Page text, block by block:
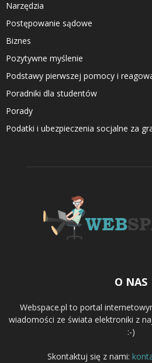
Narzędzia
Postępowanie sądowe
Biznes
Pozytywne myślenie
Podstawy pierwszej pomocy i
Poradniki dla studentów
Porady
Podatki i ubezpieczenia socjalne za
O NAS
Webspace.pl to portal
wiadomości ze świata elektroniki z
:-)
Skontaktuj się z nami: